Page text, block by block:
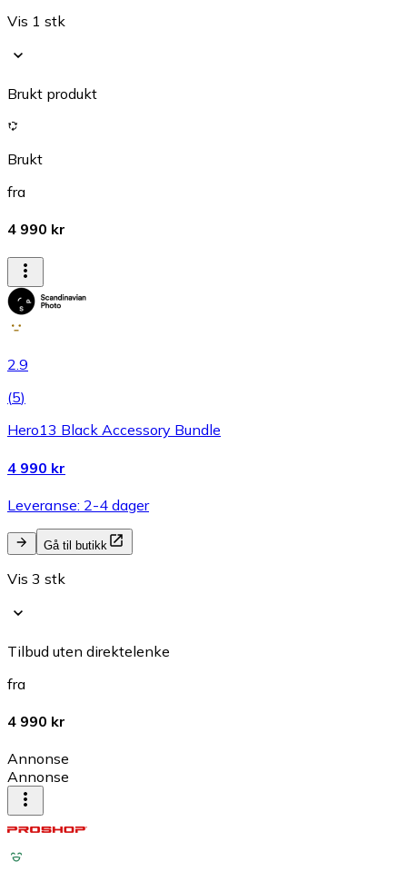
Vis 1 stk
Brukt produkt
Brukt
fra
4 990 kr
2.9
(5)
Hero13 Black Accessory Bundle
4 990 kr
Leveranse: 2-4 dager
Gå til butikk
Vis 3 stk
Tilbud uten direktelenke
fra
4 990 kr
Annonse
Annonse